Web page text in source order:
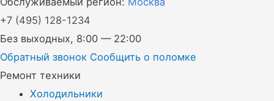
+7 (495) 128-1234
Без выходных, 8:00 — 22:00
Обратный звонок Сообщить о поломке
Ремонт техники
Холодильники